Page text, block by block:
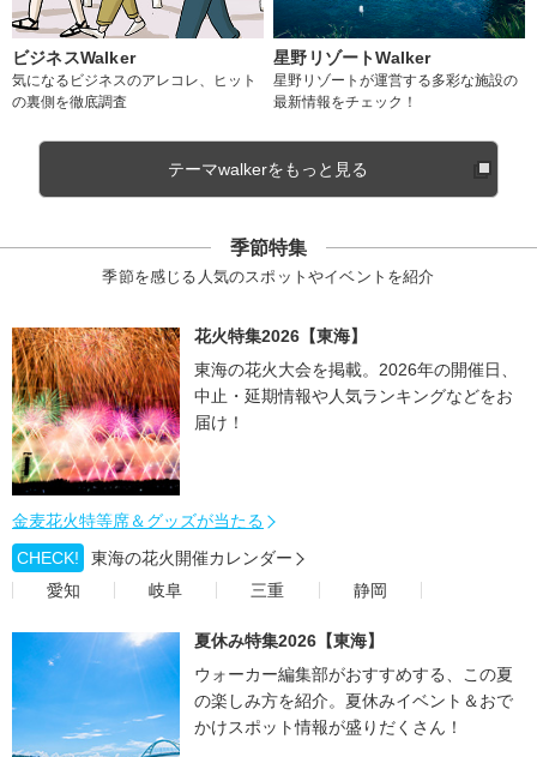
ビジネスWalker
気になるビジネスのアレコレ、ヒット
の裏側を徹底調査
星野リゾートWalker
星野リゾートが運営する多彩な施設の
最新情報をチェック！
テーマwalkerをもっと見る
季節特集
季節を感じる人気のスポットやイベントを紹介
花火特集2026【東海】
東海の花火大会を掲載。2026年の開催日、
中止・延期情報や人気ランキングなどをお
届け！
金麦花火特等席＆グッズが当たる
CHECK!
東海の花火開催カレンダー
愛知
岐阜 三重 静岡
夏休み特集2026【東海】
ウォーカー編集部がおすすめする、この夏
の楽しみ方を紹介。夏休みイベント＆おで
かけスポット情報が盛りだくさん！